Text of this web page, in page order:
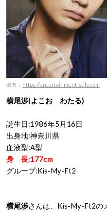
出典： https://entertainment-stile.com
横尾渉(よこお わたる)
誕生日:1986年5月16日
出身地:神奈川県
血液型:A型
身 長:177cm
グループ:Kis-My-Ft2
横尾渉さんは、Kis-My-Ft2の